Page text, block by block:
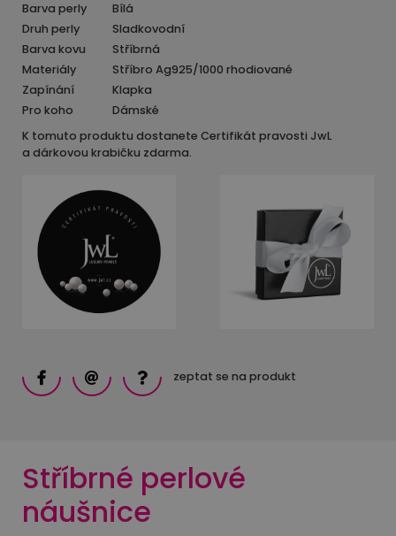
Barva perly
Bílá
Druh perly
Sladkovodní
Barva kovu
Stříbrná
Materiály
Stříbro Ag925/1000 rhodiované
Zapínání
Klapka
Pro koho
Dámské
K tomuto produktu dostanete Certifikát pravosti JwL
a dárkovou krabičku zdarma.
zeptat se na produkt
Stříbrné perlové
náušnice